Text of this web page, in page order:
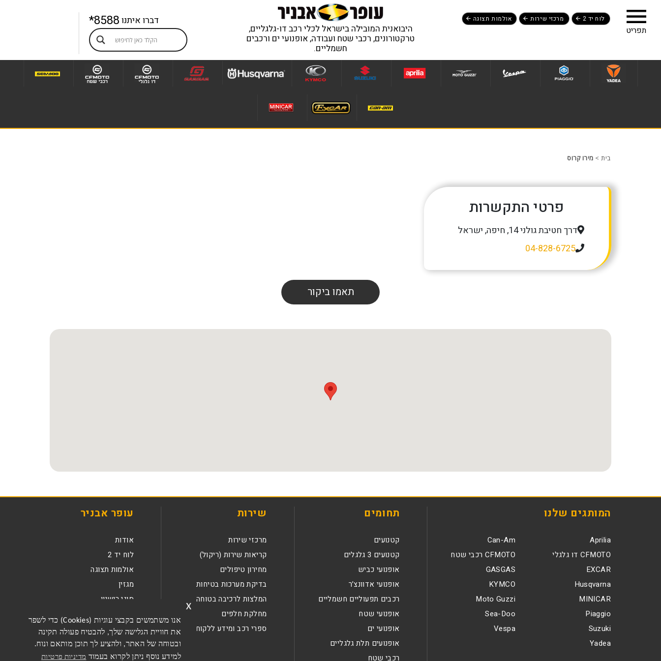
לוח יד 2 מרכזי שירות אולמות תצוגה
היבואנית המובילה בישראל לכלי רכב דו-גלגליים,
טרקטורונים, רכבי שטח ועבודה, אופנועי ים ורכבים
חשמליים.
דברו איתנו8588*
בית> מירו קרוס
פרטי התקשרות
דרך חטיבת גולני 14, חיפה, ישראל
04-828-6725
תאמו ביקור
אנו משתמשים בקבצי עוגיות (Cookies) כדי לשפר
את חוויית הגלישה שלך, להבטיח פעולה תקינה
ובטוחה של האתר, ולהציע לך תוכן מותאם ונוח.
למידע נוסף ניתן לקרוא בעמוד מדיניות פרטיות
x
המותגים שלנו
Aprilia
Can-Am
CFMOTO דו גלגלי
CFMOTO רכבי שטח
EXCAR
GASGAS
Husqvarna
KYMCO
MINICAR
Moto Guzzi
Piaggio
Sea-Doo
Suzuki
Vespa
Yadea
תחומים
קטנועים
קטנועים 3 גלגלים
אופנועי כביש
אופנועי אדוונצ’ר
רכבים תפעוליים חשמליים
אופנועי שטח
אופנועי ים
אופנועים תלת גלגליים
רכבי שטח
שירות
מרכזי שירות
קריאות שירות (ריקול)
מחירון טיפולים
בדיקת מערכות בטיחות
המלצות לרכיבה בטוחה
מחלקת חלפים
ספרי רכב ומידע ללקוחות
עופר אבניר
אודות
לוח יד 2
אולמות תצוגה
מגזין
סוגי רישיון
צור קשר